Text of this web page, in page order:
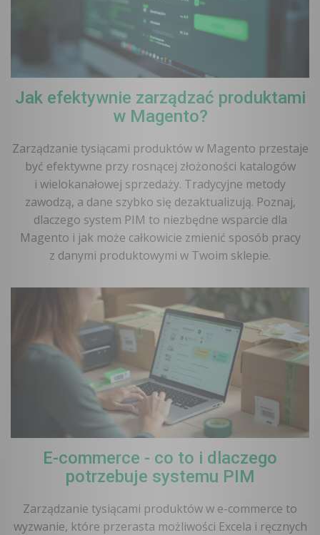
Jak efektywnie zarządzać produktami
w Magento?
Zarządzanie tysiącami produktów w Magento przestaje
być efektywne przy rosnącej złożoności katalogów
i wielokanałowej sprzedaży. Tradycyjne metody
zawodzą, a dane szybko się dezaktualizują. Poznaj,
dlaczego system PIM to niezbędne wsparcie dla
Magento i jak może całkowicie zmienić sposób pracy
z danymi produktowymi w Twoim sklepie.
E-commerce - co to i dlaczego
potrzebuje systemu PIM
Zarządzanie tysiącami produktów w e-commerce to
wyzwanie, które przerasta możliwości Excela i ręcznych